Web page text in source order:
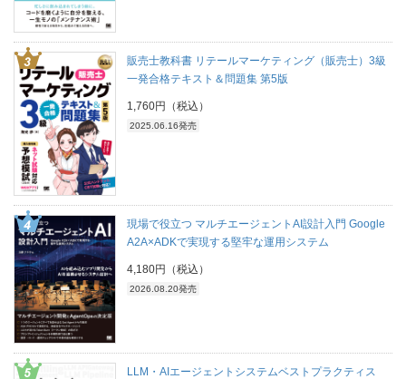
販売士教科書 リテールマーケティング（販売士）3級
一発合格テキスト＆問題集 第5版
1,760円（税込）
2025.06.16発売
現場で役立つ マルチエージェントAI設計入門 Google
A2A×ADKで実現する堅牢な運用システム
4,180円（税込）
2026.08.20発売
LLM・AIエージェントシステムベストプラクティス